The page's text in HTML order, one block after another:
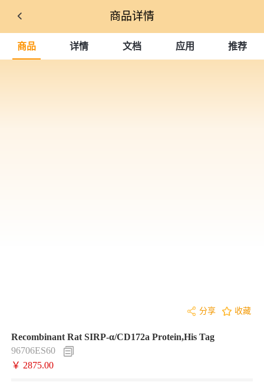
商品详情
商品 详情 文档 应用 推荐
分享 收藏
Recombinant Rat SIRP-α/CD172a Protein,His Tag
96706ES60
￥ 2875.00